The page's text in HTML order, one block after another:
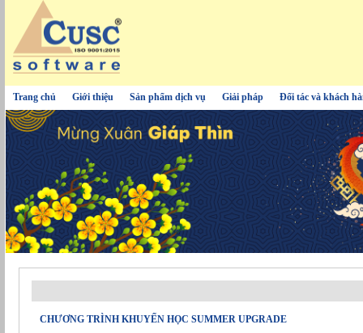
Trang chủ Giới thiệu Sản phẩm dịch vụ Giải pháp Đối tác và khách
CHƯƠNG TRÌNH KHUYẾN HỌC SUMMER UPGRADE